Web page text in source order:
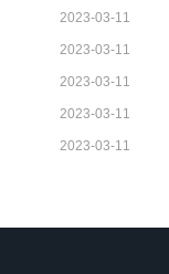
2023-03-11
2023-03-11
2023-03-11
2023-03-11
2023-03-11